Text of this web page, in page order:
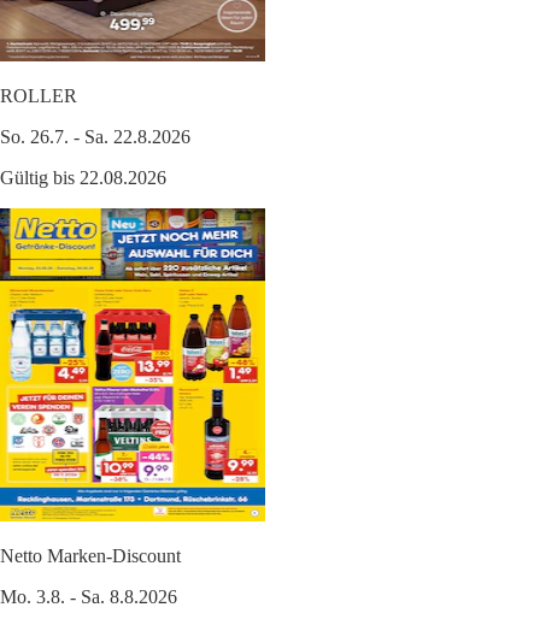
ROLLER
So. 26.7. - Sa. 22.8.2026
Gültig bis 22.08.2026
Netto Marken-Discount
Mo. 3.8. - Sa. 8.8.2026